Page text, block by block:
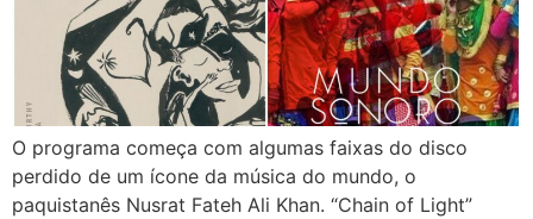
O programa começa com algumas faixas do disco
perdido de um ícone da música do mundo, o
paquistanês Nusrat Fateh Ali Khan. “Chain of Light”